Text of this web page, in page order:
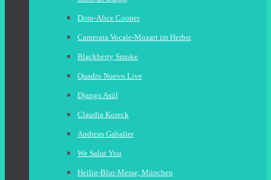
Doro-Alice Cooper
Camerata Vocale-Mozart im Herbst
Blackberry Smoke
Quadro Nuevo Live
Django Asül
Claudia Koreck
Andreas Gabalier
We Salut You
Heilig-Blut-Messe, München